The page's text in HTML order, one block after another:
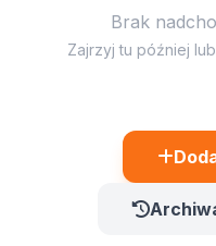
Brak
Zajrzyj tu później lub